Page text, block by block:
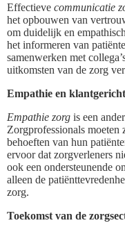
Effectieve communicatie
het opbouwen van
om duidelijk en
het informeren van
samenwerken met
uitkomsten van de zorg
Empathie en
Empathie zorg is een
Zorgprofessionals moeten
behoeften van hun
ervoor dat zorgverleners
ook een ondersteunende
alleen de
zorg.
Toekomst van de